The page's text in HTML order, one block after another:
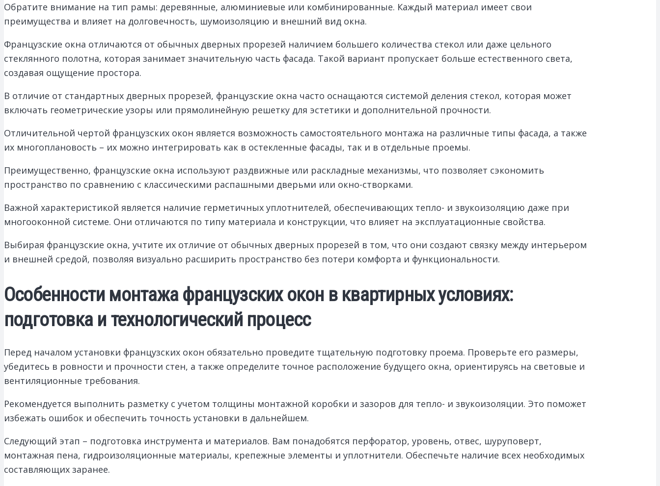
Обратите внимание на тип рамы: деревянные, алюминиевые или комбинированные. Каждый материал имеет свои
преимущества и влияет на долговечность, шумоизоляцию и внешний вид окна.
Французские окна отличаются от обычных дверных прорезей наличием большего количества стекол или даже цельного
стеклянного полотна, которая занимает значительную часть фасада. Такой вариант пропускает больше естественного света,
создавая ощущение простора.
В отличие от стандартных дверных прорезей, французские окна часто оснащаются системой деления стекол, которая может
включать геометрические узоры или прямолинейную решетку для эстетики и дополнительной прочности.
Отличительной чертой французских окон является возможность самостоятельного монтажа на различные типы фасада, а также
их многоплановость – их можно интегрировать как в остекленные фасады, так и в отдельные проемы.
Преимущественно, французские окна используют раздвижные или раскладные механизмы, что позволяет сэкономить
пространство по сравнению с классическими распашными дверьми или окно-створками.
Важной характеристикой является наличие герметичных уплотнителей, обеспечивающих тепло- и звукоизоляцию даже при
многооконной системе. Они отличаются по типу материала и конструкции, что влияет на эксплуатационные свойства.
Выбирая французские окна, учтите их отличие от обычных дверных прорезей в том, что они создают связку между интерьером
и внешней средой, позволяя визуально расширить пространство без потери комфорта и функциональности.
Особенности монтажа французских окон в квартирных условиях:
подготовка и технологический процесс
Перед началом установки французских окон обязательно проведите тщательную подготовку проема. Проверьте его размеры,
убедитесь в ровности и прочности стен, а также определите точное расположение будущего окна, ориентируясь на световые и
вентиляционные требования.
Рекомендуется выполнить разметку с учетом толщины монтажной коробки и зазоров для тепло- и звукоизоляции. Это поможет
избежать ошибок и обеспечить точность установки в дальнейшем.
Следующий этап – подготовка инструмента и материалов. Вам понадобятся перфоратор, уровень, отвес, шуруповерт,
монтажная пена, гидроизоляционные материалы, крепежные элементы и уплотнители. Обеспечьте наличие всех необходимых
составляющих заранее.